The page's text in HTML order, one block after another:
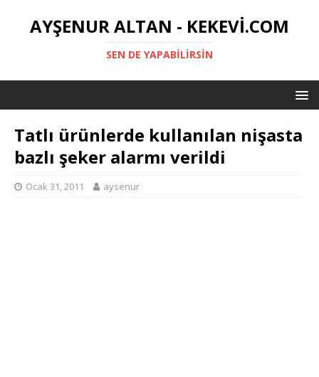
AYŞENUR ALTAN - KEKEVI.COM
SEN DE YAPABILIRSIN
Tatlı ürünlerde kullanılan nişasta
bazlı şeker alarmı verildi
Ocak 31, 2011 aysenur